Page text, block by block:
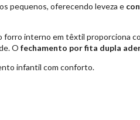
pequenos, oferecendo leveza e
forro interno em têxtil proporciona
O fechamento por fita dupla
infantil com conforto.